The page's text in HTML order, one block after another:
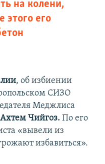
на колени,
этого его
, об избиении
СИЗО
Меджлиса
Ахтем Чийгоз. По его
«вывели из
избавиться».